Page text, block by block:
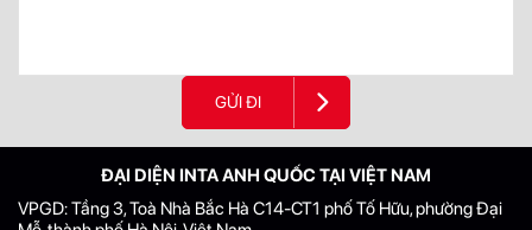
GỬI ĐI
ĐẠI DIỆN INTA ANH QUỐC TẠI VIỆT NAM
VPGD: Tầng 3, Toà Nhà Bắc Hà C14-CT1 phố Tố Hữu, phường Đại